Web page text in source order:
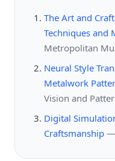
The Art and
Techniques and
Metropolitan
Neural Style
Metalwork
Vision and
Digital
Craftsmanship —